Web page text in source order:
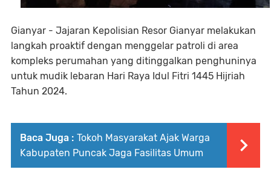
Gianyar - Jajaran Kepolisian Resor Gianyar melakukan
langkah proaktif dengan menggelar patroli di area
kompleks perumahan yang ditinggalkan penghuninya
untuk mudik lebaran Hari Raya Idul Fitri 1445 Hijriah
Tahun 2024.
Baca Juga : Tokoh Masyarakat Ajak Warga
Kabupaten Puncak Jaga Fasilitas Umum